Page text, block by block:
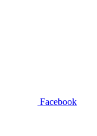
Facebook